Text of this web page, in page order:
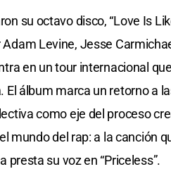
su octavo disco, “Love Is
Levine, Jesse
en un tour internacional
El álbum marca un retorno a
como eje del proceso
mundo del rap: a la canción
presta su voz en “Priceless”.